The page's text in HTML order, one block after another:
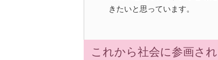
きたいと思っています。
これから社会に参画さ